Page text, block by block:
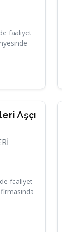
faaliyet
Aşçı
faaliyet